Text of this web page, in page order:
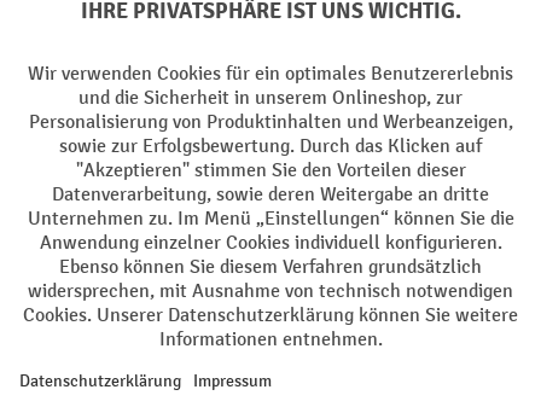
Facebook
YouTube
LinkedIn
Instagram
AGB Impressum Datenschutz
Barrierefreiheit Privacy Settings
Alle Preise exkl. gesetzl. Mehrwertsteuer zzgl.Versandkosten und ggf.
Nachnahmegebühren, wenn nicht anders angegeben.
¹ Der Rabatt gilt so lange der Vorrat reicht. Der Rabatt gilt nicht auf